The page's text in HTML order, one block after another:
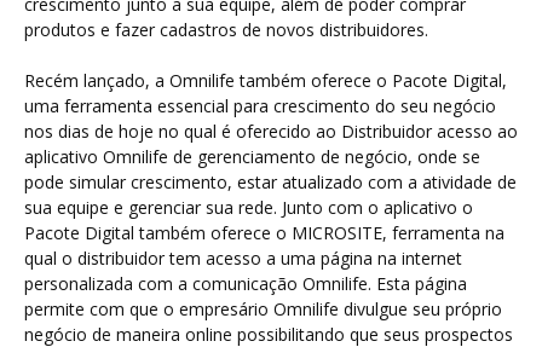
produtos e fazer cadastros de novos distribuidores.
Recém lançado, a Omnilife também oferece o Pacote Digital,
uma ferramenta essencial para crescimento do seu negócio
nos dias de hoje no qual é oferecido ao Distribuidor acesso ao
aplicativo Omnilife de gerenciamento de negócio, onde se
pode simular crescimento, estar atualizado com a atividade de
sua equipe e gerenciar sua rede. Junto com o aplicativo o
Pacote Digital também oferece o MICROSITE, ferramenta na
qual o distribuidor tem acesso a uma página na internet
personalizada com a comunicação Omnilife. Esta página
permite com que o empresário Omnilife divulgue seu próprio
negócio de maneira online possibilitando que seus prospectos